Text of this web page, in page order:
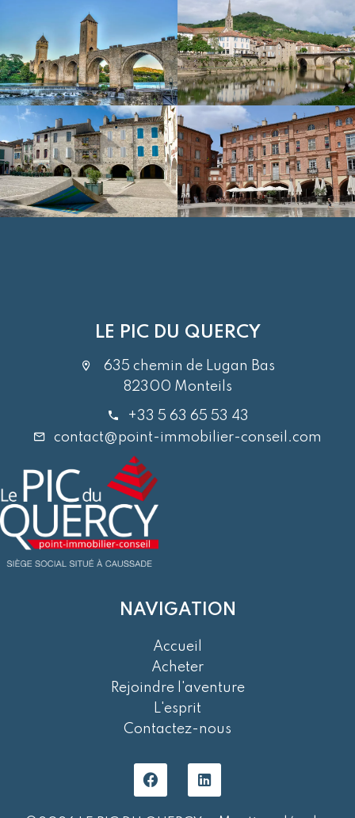
LE PIC DU QUERCY
635 chemin de Lugan Bas
82300 Monteils
+33 5 63 65 53 43
contact@point-immobilier-conseil.com
NAVIGATION
Accueil
Acheter
Rejoindre l'aventure
L'esprit
Contactez-nous